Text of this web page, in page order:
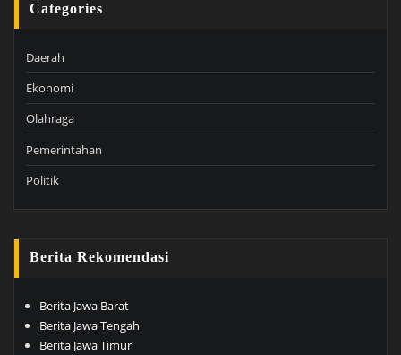
Categories
Daerah
Ekonomi
Olahraga
Pemerintahan
Politik
Berita Rekomendasi
Berita Jawa Barat
Berita Jawa Tengah
Berita Jawa Timur